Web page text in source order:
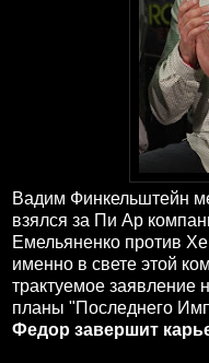
Вадим Финкельштейн
взялся за Пи Ар
Емельяненко против
именно в свете этой
трактуемое заявление
планы "Последнего
Федор завершит